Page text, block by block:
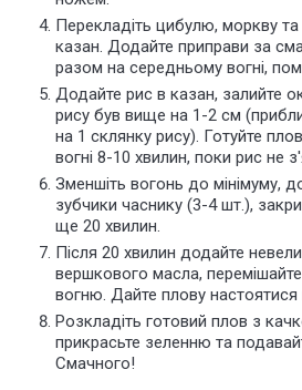
Перекладіть цибулю, моркву
казан. Додайте приправи за
разом на середньому вогні,
Додайте рис в казан, залийте
рису був вище на 1-2 см
на 1 склянку рису). Готуйте
вогні 8-10 хвилин, поки рис не
Зменшіть вогонь до мінімуму,
зубчики часнику (3-4 шт.),
ще 20 хвилин.
Після 20 хвилин додайте
вершкового масла, перемішайте
вогню. Дайте плову
Розкладіть готовий плов з
прикрасьте зеленню та
Смачного!